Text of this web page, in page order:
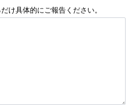
け具体的にご報告ください。